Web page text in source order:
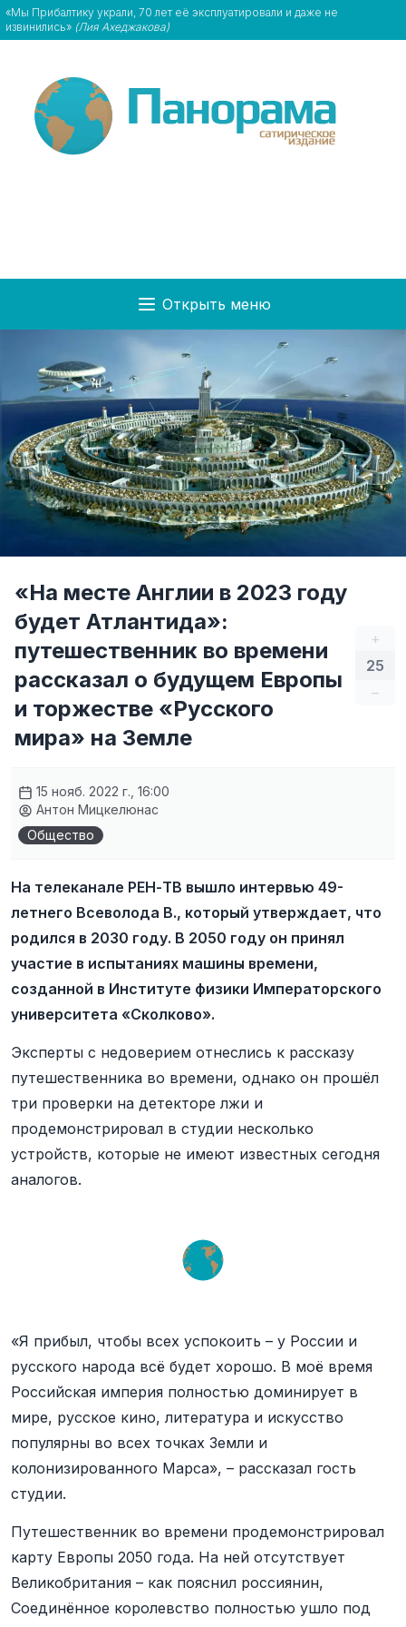
«Мы Прибалтику украли, 70 лет её эксплуатировали и даже не
извинились» (Лия Ахеджакова)
Открыть меню
+
25
–
«На месте Англии в 2023 году
будет Атлантида»:
путешественник во времени
рассказал о будущем Европы
и торжестве «Русского
мира» на Земле
15 нояб. 2022 г., 16:00
Антон Мицкелюнас
Общество
На телеканале РЕН-ТВ вышло интервью 49-
летнего Всеволода В., который утверждает, что
родился в 2030 году. В 2050 году он принял
участие в испытаниях машины времени,
созданной в Институте физики Императорского
университета «Сколково».
Эксперты с недоверием отнеслись к рассказу
путешественника во времени, однако он прошёл
три проверки на детекторе лжи и
продемонстрировал в студии несколько
устройств, которые не имеют известных сегодня
аналогов.
«Я прибыл, чтобы всех успокоить – у России и
русского народа всё будет хорошо. В моё время
Российская империя полностью доминирует в
мире, русское кино, литература и искусство
популярны во всех точках Земли и
колонизированного Марса», – рассказал гость
студии.
Путешественник во времени продемонстрировал
карту Европы 2050 года. На ней отсутствует
Великобритания – как пояснил россиянин,
Соединённое королевство полностью ушло под